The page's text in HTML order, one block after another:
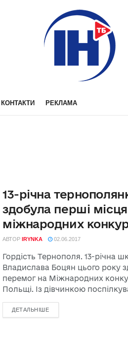
КОНТАКТИ РЕКЛАМА
13-річна
здобула перші
міжнародних
АВТОР IRYNKA 02.06.2017
Гордість Тернополя. 13-річна
Владислава Боцян цього року
перемог на Міжнародних
Польщі. Із дівчинкою
ДЕТАЛЬНІШЕ